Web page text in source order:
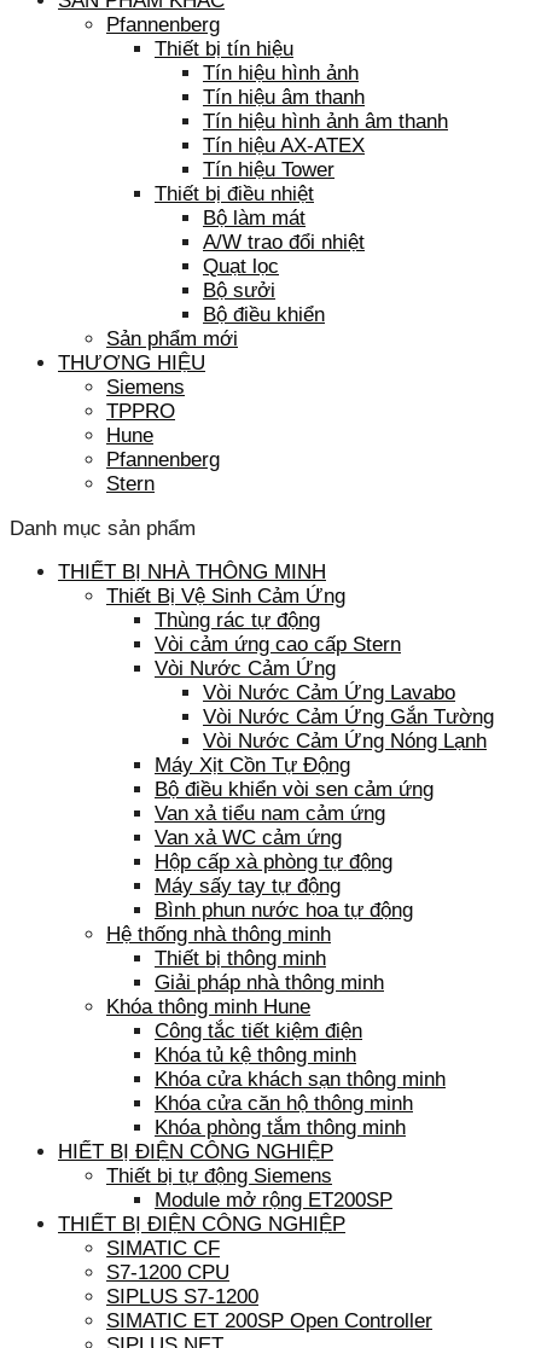
Pfannenberg
Thiết bị tín hiệu
Tín hiệu hình ảnh
Tín hiệu âm thanh
Tín hiệu hình ảnh âm thanh
Tín hiệu AX-ATEX
Tín hiệu Tower
Thiết bị điều nhiệt
Bộ làm mát
A/W trao đổi nhiệt
Quạt lọc
Bộ sưởi
Bộ điều khiển
Sản phẩm mới
THƯƠNG HIỆU
Siemens
TPPRO
Hune
Pfannenberg
Stern
Danh mục sản phẩm
THIẾT BỊ NHÀ THÔNG MINH
Thiết Bị Vệ Sinh Cảm Ứng
Thùng rác tự động
Vòi cảm ứng cao cấp Stern
Vòi Nước Cảm Ứng
Vòi Nước Cảm Ứng Lavabo
Vòi Nước Cảm Ứng Gắn Tường
Vòi Nước Cảm Ứng Nóng Lạnh
Máy Xịt Cồn Tự Động
Bộ điều khiển vòi sen cảm ứng
Van xả tiểu nam cảm ứng
Van xả WC cảm ứng
Hộp cấp xà phòng tự động
Máy sấy tay tự động
Bình phun nước hoa tự động
Hệ thống nhà thông minh
Thiết bị thông minh
Giải pháp nhà thông minh
Khóa thông minh Hune
Công tắc tiết kiệm điện
Khóa tủ kệ thông minh
Khóa cửa khách sạn thông minh
Khóa cửa căn hộ thông minh
Khóa phòng tắm thông minh
HIẾT BỊ ĐIỆN CÔNG NGHIỆP
Thiết bị tự động Siemens
Module mở rộng ET200SP
THIẾT BỊ ĐIỆN CÔNG NGHIỆP
SIMATIC CF
S7-1200 CPU
SIPLUS S7-1200
SIMATIC ET 200SP Open Controller